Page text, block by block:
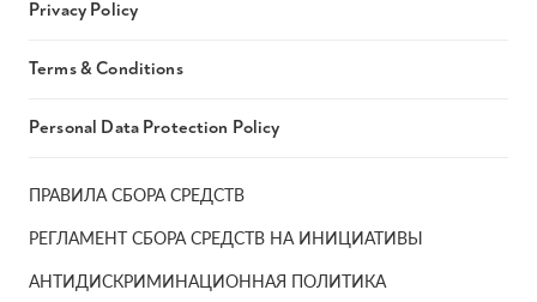
ПРАВИЛА СБОРА СРЕДСТВ
РЕГЛАМЕНТ СБОРА СРЕДСТВ НА ИНИЦИАТИВЫ
АНТИДИСКРИМИНАЦИОННАЯ ПОЛИТИКА
Privacy Policy
Terms & Conditions
Personal Data Protection Policy